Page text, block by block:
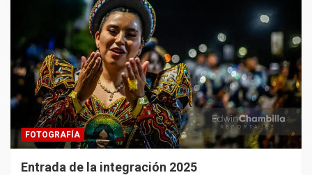
FOTOGRAFÍA
Entrada de la integración 2025